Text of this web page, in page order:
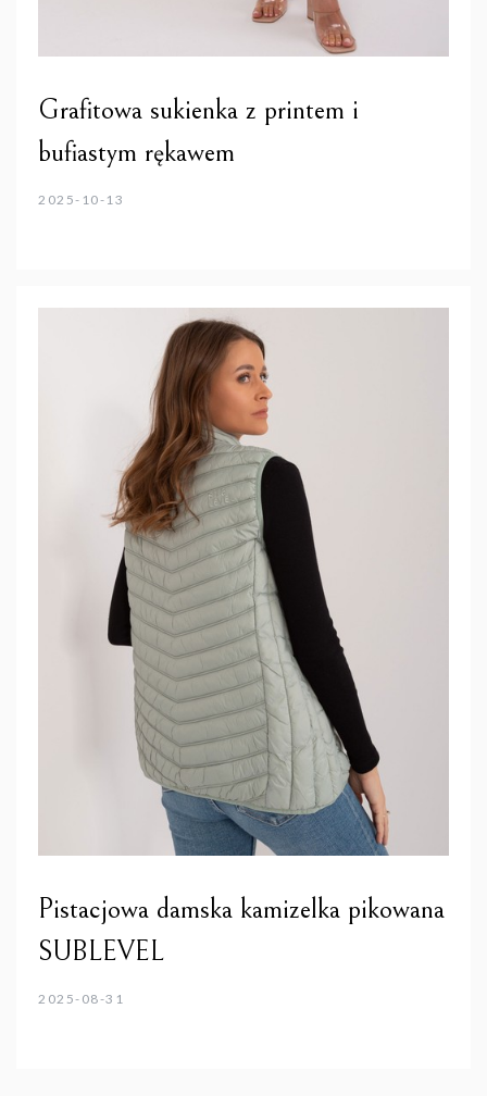
Grafitowa sukienka z printem i
bufiastym rękawem
2025-10-13
Pistacjowa damska kamizelka pikowana
SUBLEVEL
2025-08-31